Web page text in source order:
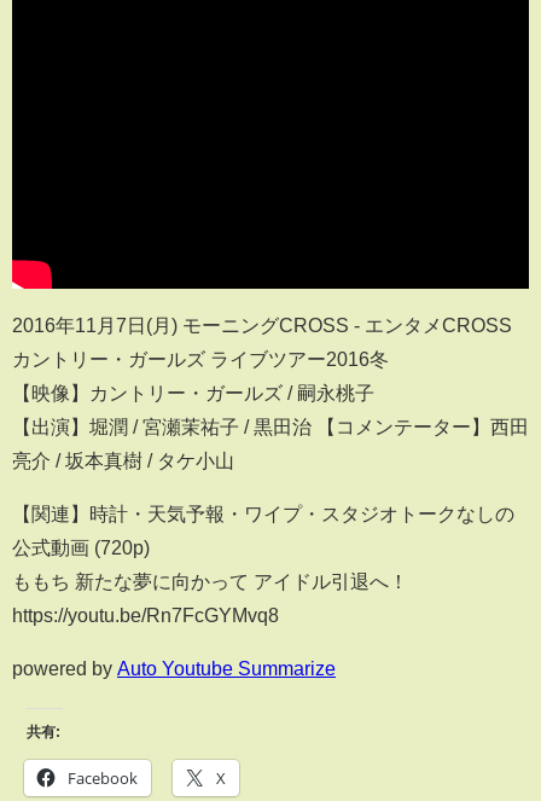
2016年11月7日(月) モーニングCROSS - エンタメCROSS
カントリー・ガールズ ライブツアー2016冬
【映像】カントリー・ガールズ / 嗣永桃子
【出演】堀潤 / 宮瀬茉祐子 / 黒田治 【コメンテーター】西田
亮介 / 坂本真樹 / タケ小山
【関連】時計・天気予報・ワイプ・スタジオトークなしの
公式動画 (720p)
ももち 新たな夢に向かって アイドル引退へ！
https://youtu.be/Rn7FcGYMvq8
powered by Auto Youtube Summarize
共有:
Facebook X